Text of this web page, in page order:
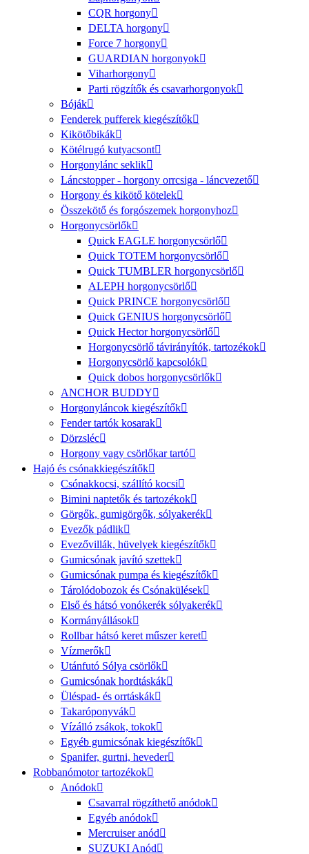
CQR horgony
DELTA horgony
Force 7 horgony
GUARDIAN horgonyok
Viharhorgony
Parti rögzítők és csavarhorgonyok
Bóják
Fenderek pufferek kiegészítők
Kikötőbikák
Kötélrugó kutyacsont
Horgonylánc seklik
Láncstopper - horgony orrcsiga - láncvezető
Horgony és kikötő kötelek
Összekötő és forgószemek horgonyhoz
Horgonycsörlők
Quick EAGLE horgonycsörlő
Quick TOTEM horgonycsörlő
Quick TUMBLER horgonycsörlő
ALEPH horgonycsörlő
Quick PRINCE horgonycsörlő
Quick GENIUS horgonycsörlő
Quick Hector horgonycsörlő
Horgonycsörlő távirányítók, tartozékok
Horgonycsörlő kapcsolók
Quick dobos horgonycsörlők
ANCHOR BUDDY
Horgonyláncok kiegészítők
Fender tartók kosarak
Dörzsléc
Horgony vagy csörlőkar tartó
Hajó és csónakkiegészítők
Csónakkocsi, szállító kocsi
Bimini naptetők és tartozékok
Görgők, gumigörgők, sólyakerék
Evezők pádlik
Evezővillák, hüvelyek kiegészítők
Gumicsónak javító szettek
Gumicsónak pumpa és kiegészítők
Tárolódobozok és Csónakülések
Első és hátsó vonókerék sólyakerék
Kormányállások
Rollbar hátsó keret műszer keret
Vízmerők
Utánfutó Sólya csörlők
Gumicsónak hordtáskák
Üléspad- és orrtáskák
Takaróponyvák
Vízálló zsákok, tokok
Egyéb gumicsónak kiegészítők
Spanifer, gurtni, heveder
Robbanómotor tartozékok
Anódok
Csavarral rögzíthető anódok
Egyéb anódok
Mercruiser anód
SUZUKI Anód